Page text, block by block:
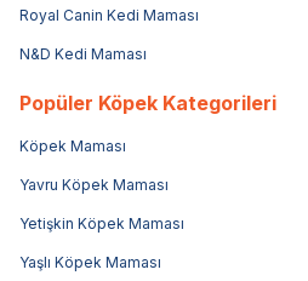
Royal Canin Kedi Maması
N&D Kedi Maması
Popüler Köpek Kategorileri
Köpek Maması
Yavru Köpek Maması
Yetişkin Köpek Maması
Yaşlı Köpek Maması